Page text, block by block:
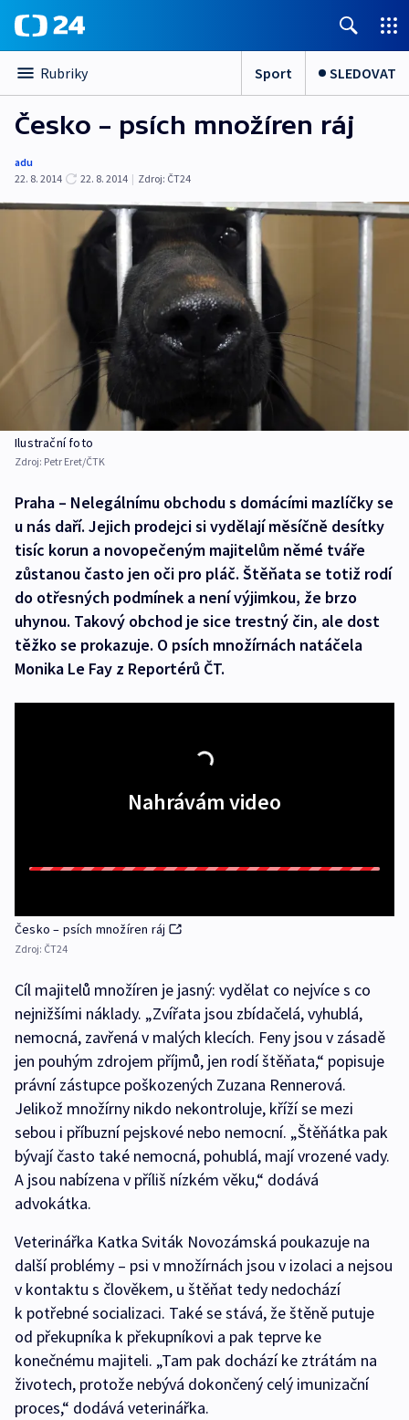
Rubriky Sport SLEDOVAT
Česko – psích množíren ráj
adu
22. 8. 2014
22. 8. 2014 | Zdroj: ČT24
Ilustrační foto
Zdroj: Petr Eret/ČTK
Praha – Nelegálnímu obchodu s domácími mazlíčky se
u nás daří. Jejich prodejci si vydělají měsíčně desítky
tisíc korun a novopečeným majitelům němé tváře
zůstanou často jen oči pro pláč. Štěňata se totiž rodí
do otřesných podmínek a není výjimkou, že brzo
uhynou. Takový obchod je sice trestný čin, ale dost
těžko se prokazuje. O psích množírnách natáčela
Monika Le Fay z Reportérů ČT.
Nahrávám video
Česko – psích množíren ráj
Zdroj: ČT24
Cíl majitelů množíren je jasný: vydělat co nejvíce s co
nejnižšími náklady. „Zvířata jsou zbídačelá, vyhublá,
nemocná, zavřená v malých klecích. Feny jsou v zásadě
jen pouhým zdrojem příjmů, jen rodí štěňata,“ popisuje
právní zástupce poškozených Zuzana Rennerová.
Jelikož množírny nikdo nekontroluje, kříží se mezi
sebou i příbuzní pejskové nebo nemocní. „Štěňátka pak
bývají často také nemocná, pohublá, mají vrozené vady.
A jsou nabízena v příliš nízkém věku,“ dodává
advokátka.
Veterinářka Katka Sviták Novozámská poukazuje na
další problémy – psi v množírnách jsou v izolaci a nejsou
v kontaktu s člověkem, u štěňat tedy nedochází
k potřebné socializaci. Také se stává, že štěně putuje
od překupníka k překupníkovi a pak teprve ke
konečnému majiteli. „Tam pak dochází ke ztrátám na
životech, protože nebývá dokončený celý imunizační
proces,“ dodává veterinářka.